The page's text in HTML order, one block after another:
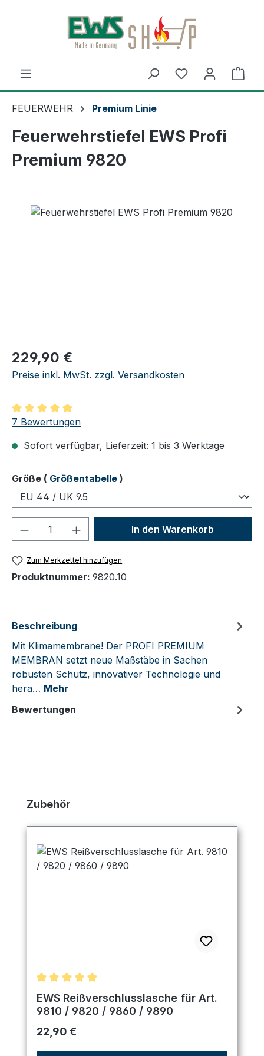
Zum Hauptinhalt springen
FEUERWEHR Premium Linie
Feuerwehrstiefel EWS Profi
Premium 9820
Regulärer Preis:
229,90 €
Preise inkl. MwSt. zzgl. Versandkosten
Durchschnittliche Bewertung von 5 von 5 Sternen
7 Bewertungen
Sofort verfügbar, Lieferzeit: 1 bis 3 Werktage
Größeauswählen
( Größentabelle )
Produkt Anzahl: Gib denIn den Warenkorb
Zum Merkzettel hinzufügen
Produktnummer: 9820.10
Beschreibung
Mit Klimamembrane! Der PROFI PREMIUM
MEMBRAN setzt neue Maßstäbe in Sachen
robusten Schutz, innovativer Technologie und
hera… Mehr
Bewertungen
Produktgalerie überspringen
Zubehör
Durchschnittliche Bewertung von 5 von 5 Sternen
EWS Reißverschlusslasche für Art.
9810 / 9820 / 9860 / 9890
Regulärer Preis:
22,90 €